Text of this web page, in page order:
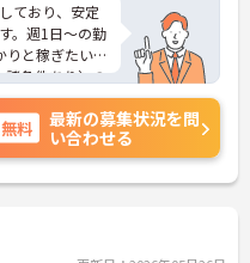
ており、安定
。週1日～の勤
りと稼ぎたい
諸条件あり）の
りと評価され
育休からの復
ス）制度（最
10万円補助）
内研修やキャ
ップを目指し
は、面接対
ますのでお
無料
最新の募集状況を問
い合わせる